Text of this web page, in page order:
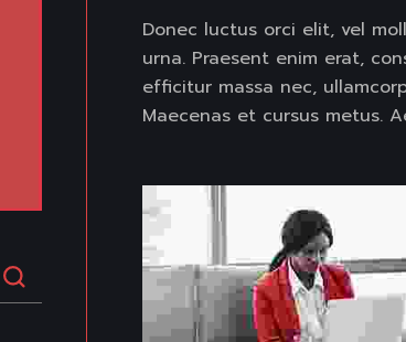
Donec luctus orci elit, vel
urna. Praesent enim erat,
efficitur massa nec,
Maecenas et cursus metus.